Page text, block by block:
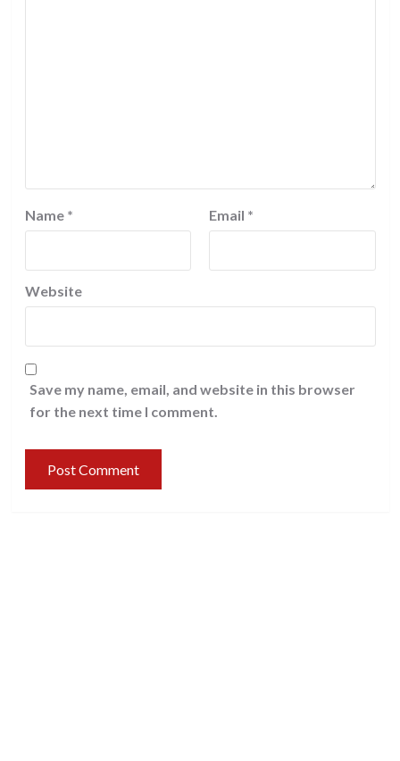
Name * Email *
Website
Save my name, email, and website in this browser
for the next time I comment.